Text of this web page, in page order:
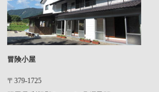
冒険小屋
〒379-1725